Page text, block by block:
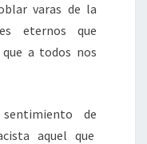
varas de la
eternos que
a todos nos
de
aquel que